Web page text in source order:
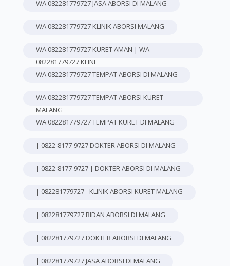
WA 082281779727 JASA ABORSI DI MALANG
WA 082281779727 KLINIK ABORSI MALANG
WA 082281779727 KURET AMAN | WA
082281779727 KLINI
WA 082281779727 TEMPAT ABORSI DI MALANG
WA 082281779727 TEMPAT ABORSI KURET
MALANG
WA 082281779727 TEMPAT KURET DI MALANG
| 0822-8177-9727 DOKTER ABORSI DI MALANG
| 0822-8177-9727 | DOKTER ABORSI DI MALANG
| 082281779727 - KLINIK ABORSI KURET MALANG
| 082281779727 BIDAN ABORSI DI MALANG
| 082281779727 DOKTER ABORSI DI MALANG
| 082281779727 JASA ABORSI DI MALANG